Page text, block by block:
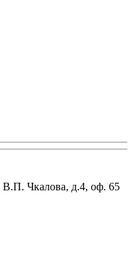
В.П. Чкалова, д.4, оф. 65